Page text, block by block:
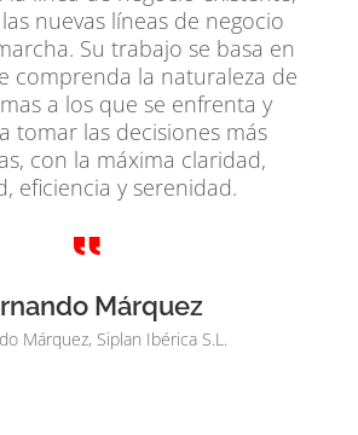
nuevas líneas de negocio
Su trabajo se basa en
comprenda la naturaleza de
a los que se enfrenta y
tomar las decisiones más
con la máxima claridad,
eficiencia y serenidad.
Márquez
Márquez, Siplan Ibérica S.L.